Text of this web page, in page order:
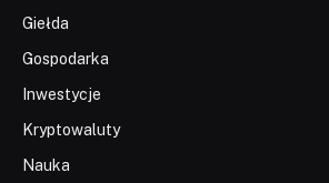
Giełda
Gospodarka
Inwestycje
Kryptowaluty
Nauka